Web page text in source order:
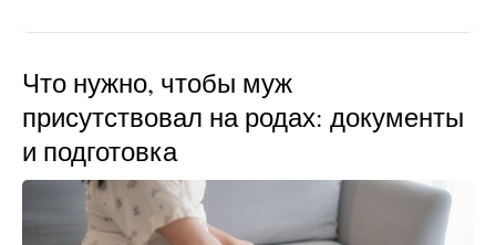
Что нужно, чтобы муж
присутствовал на родах: документы
и подготовка